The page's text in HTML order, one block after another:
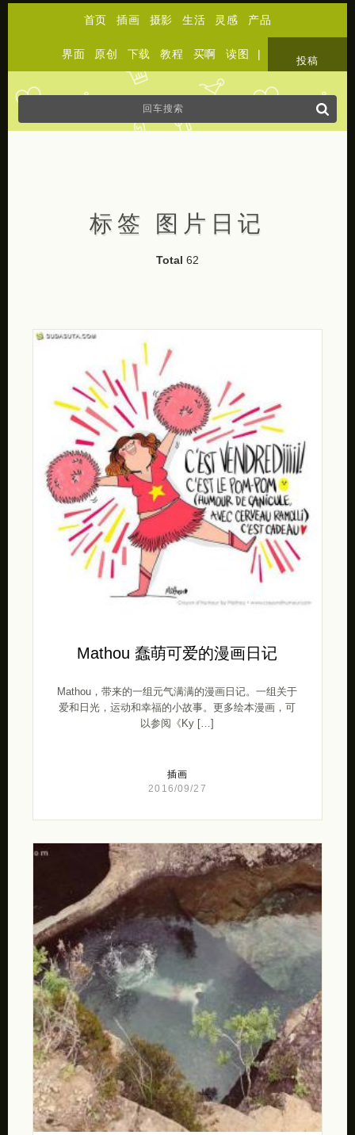
首页 插画 摄影 生活 灵感 产品
界面 原创 下载 教程 买啊 读图 |
投稿
标签 图片日记
Total 62
Mathou 蠢萌可爱的漫画日记
Mathou，带来的一组元气满满的漫画日记。一组关于
爱和日光，运动和幸福的小故事。更多绘本漫画，可
以参阅《Ky […]
插画
2016/09/27